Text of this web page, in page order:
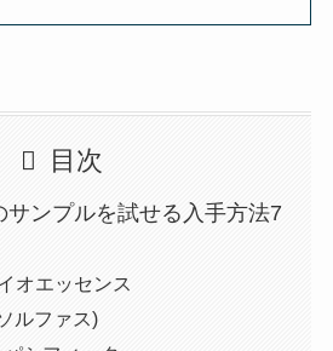
目次
サンプルを試せる入手方法7
オエッセンス
ルファス)